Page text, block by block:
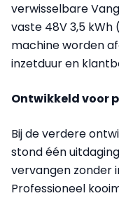
verwisselbare
vaste 48V 3,5
machine worden
inzetduur en
Ontwikkeld voor
Bij de verdere
stond één
vervangen zonder
Professioneel